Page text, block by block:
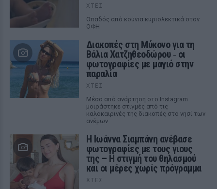
ΧΤΕΣ
Οπαδός από κούνια κυριολεκτικά στον
ΟΦΗ
Διακοπές στη Μύκονο για τη
Βάλια Χατζηθεοδώρου ‑ οι
φωτογραφίες με μαγιό στην
παραλία
ΧΤΕΣ
Μέσα από ανάρτηση στο Instagram
μοιράστηκε στιγμές από τις
καλοκαιρινές της διακοπές στο νησί των
ανέμων
H Ιωάννα Σιαμπάνη ανέβασε
φωτογραφίες με τους γιους
της – Η στιγμή του θηλασμού
και οι μέρες χωρίς πρόγραμμα
ΧΤΕΣ